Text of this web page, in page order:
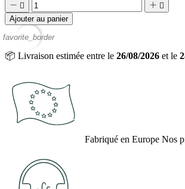
   
Ajouter au panier
favorite_border
📦 Livraison estimée entre le 26/08/2026 et le
Fabriqué en Europe Nos